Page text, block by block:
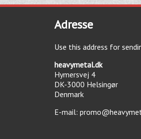
Adresse
Use this address for
heavymetal.dk
Hymersvej 4
DK-3000 Helsingør
Denmark
E-mail: